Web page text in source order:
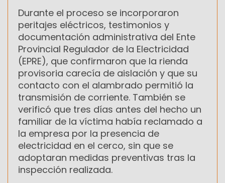
Durante el proceso se incorporaron
peritajes eléctricos, testimonios y
documentación administrativa del Ente
Provincial Regulador de la Electricidad
(EPRE), que confirmaron que la rienda
provisoria carecía de aislación y que su
contacto con el alambrado permitió la
transmisión de corriente. También se
verificó que tres días antes del hecho un
familiar de la víctima había reclamado a
la empresa por la presencia de
electricidad en el cerco, sin que se
adoptaran medidas preventivas tras la
inspección realizada.